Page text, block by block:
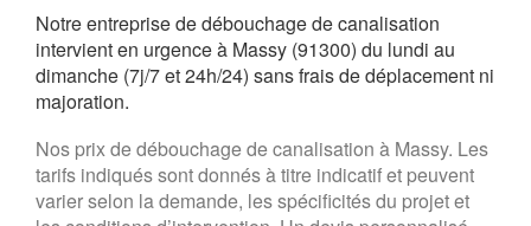
Notre entreprise de débouchage de canalisation
intervient en urgence à Massy (91300) du lundi au
dimanche (7j/7 et 24h/24) sans frais de déplacement ni
majoration.
Nos prix de débouchage de canalisation à Massy. Les
tarifs indiqués sont donnés à titre indicatif et peuvent
varier selon la demande, les spécificités du projet et